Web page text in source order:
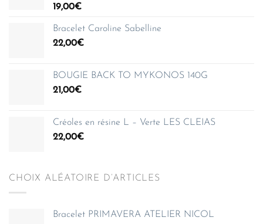
19,00€
Bracelet Caroline Sabelline
22,00€
BOUGIE BACK TO MYKONOS 140G
21,00€
Créoles en résine L – Verte LES CLEIAS
22,00€
CHOIX ALÉATOIRE D’ARTICLES
Bracelet PRIMAVERA ATELIER NICOL